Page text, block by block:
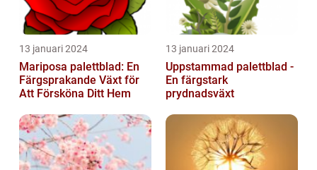
13 januari 2024
Mariposa palettblad: En
Färgsprakande Växt för
Att Försköna Ditt Hem
13 januari 2024
Uppstammad palettblad -
En färgstark
prydnadsväxt